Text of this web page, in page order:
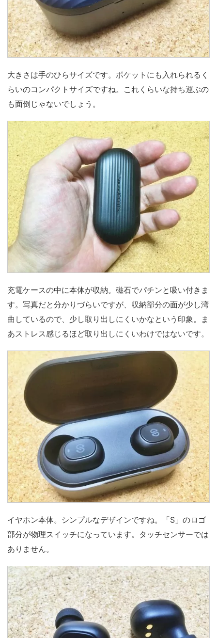
大きさは手のひらサイズです。ポケットにも入れられるく
らいのコンパクトサイズですね。これくらいな持ち運ぶの
も面倒じゃないでしょう。
充電ケースの中に本体が収納。磁石でパチンと吸い付きま
す。写真だと分かりづらいですが、収納部分の面が少し湾
曲しているので、少し取り出しにくいかなという印象。ま
あストレス感じるほど取り出しにくいわけではないです。
イヤホン本体。シンプルなデザインですね。「S」のロゴ
部分が物理スイッチになっています。タッチセンサーでは
ありません。